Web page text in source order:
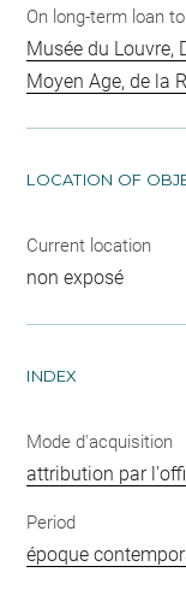
On long-term loan to
Musée du Louvre,
Moyen Age, de la
LOCATION OF
Current location
non exposé
INDEX
Mode d'acquisition
attribution par
Period
époque